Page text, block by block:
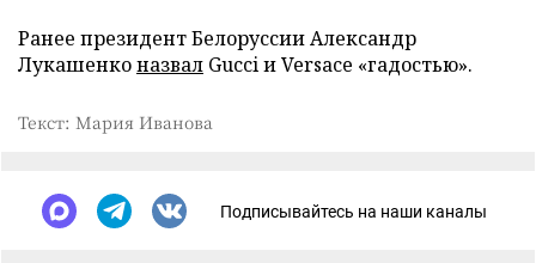
Ранее президент Белоруссии Александр
Лукашенконазвал Gucci и Versace «гадостью».
Текст: Мария Иванова
Подписывайтесь на наши каналы